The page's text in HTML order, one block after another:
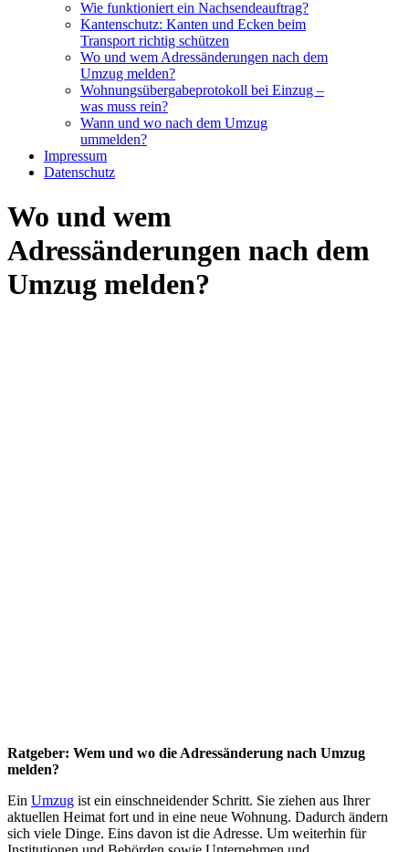
Wie funktioniert ein Nachsendeauftrag?
Kantenschutz: Kanten und Ecken beim
Transport richtig schützen
Wo und wem Adressänderungen nach dem
Umzug melden?
Wohnungsübergabeprotokoll bei Einzug –
was muss rein?
Wann und wo nach dem Umzug
ummelden?
Impressum
Datenschutz
Wo und wem
Adressänderungen nach dem
Umzug melden?
Ratgeber: Wem und wo die Adressänderung nach Umzug
melden?
Ein Umzug ist ein einschneidender Schritt. Sie ziehen aus Ihrer
aktuellen Heimat fort und in eine neue Wohnung. Dadurch ändern
sich viele Dinge. Eins davon ist die Adresse. Um weiterhin für